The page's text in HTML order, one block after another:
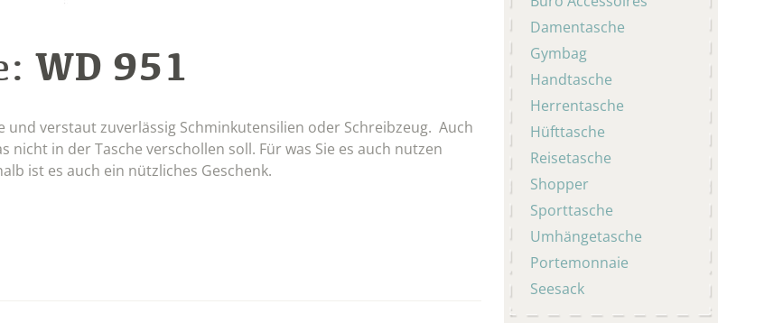
Damentasche
Gymbag
Handtasche
Herrentasche
Hüfttasche
Reisetasche
Shopper
Sporttasche
Umhängetasche
Portemonnaie
Seesack
WD 951
und verstaut zuverlässig Schminkutensilien oder Schreibzeug. Auch
in der Tasche verschollen soll. Für was Sie es auch nutzen
ist es auch ein nützliches Geschenk.